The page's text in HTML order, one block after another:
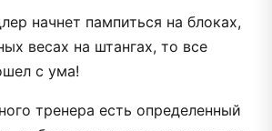
начнет пампиться на блоках,
весах на штангах, то все
с ума!
тренера есть определенный